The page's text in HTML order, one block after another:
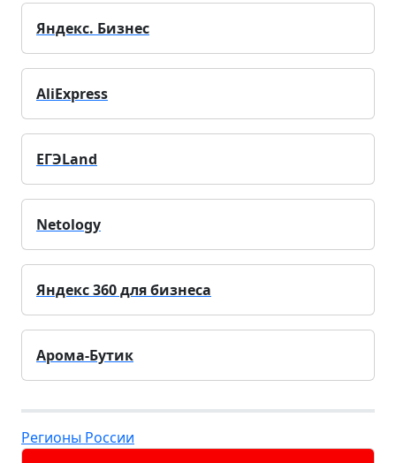
Яндекс. Бизнес
AliExpress
ЕГЭLand
Netology
Яндекс 360 для бизнеса
Арома-Бутик
Регионы России